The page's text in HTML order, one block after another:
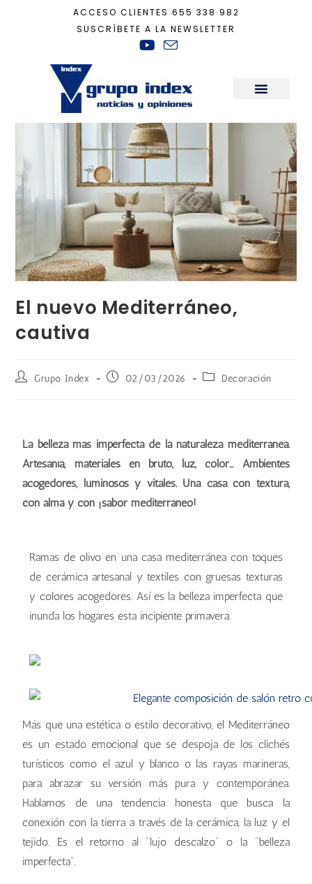
ACCESO CLIENTES 655 338 982
SUSCRÍBETE A LA NEWSLETTER
Decoración
El nuevo Mediterráneo,
cautiva
Grupo Index 02/03/2026 Decoración
La belleza más imperfecta de la naturaleza mediterránea.
Artesanía, materiales en bruto, luz, color… Ambientes
acogedores, luminosos y vitales. Una casa con textura,
con alma y con ¡sabor mediterráneo!
Ramas de olivo en una casa mediterránea con toques
de cerámica artesanal y textiles con gruesas texturas
y colores acogedores. Así es la belleza imperfecta que
inunda los hogares esta incipiente primavera.
Más que una estética o estilo decorativo, el Mediterráneo
es un estado emocional que se despoja de los clichés
turísticos como el azul y blanco o las rayas marineras,
para abrazar su versión más pura y contemporánea.
Hablamos de una tendencia honesta que busca la
conexión con la tierra a través de la cerámica, la luz y el
tejido. Es el retorno al "lujo descalzo" o la "belleza
imperfecta".